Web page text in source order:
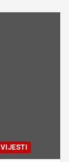
VIJESTI